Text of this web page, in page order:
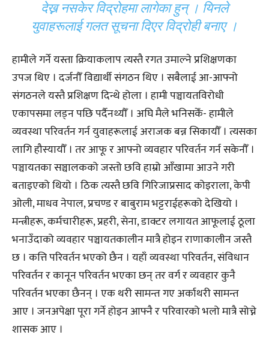
देख्न नसकेर विद्रोहमा लागेका हुन् । यिनले
युवाहरूलाई गलत सूचना दिएर विद्रोही बनाए ।
हामीले गर्ने यस्ता क्रियाकलाप त्यस्तै रगत उमाल्ने प्रशिक्षणका
उपज थिए । दर्जनौँ विद्यार्थी संगठन थिए । सबैलाई आ-आफ्नो
संगठनले यस्तै प्रशिक्षण दिन्थे होला । हामी पञ्चायतविरोधी
एकापसमा लड्न पछि पर्दैनथ्यौँ । अघि मैले भनिसकेँ- हामीले
व्यवस्था परिवर्तन गर्न युवाहरूलाई अराजक बन्न सिकायौँ । त्यसका
लागि हौस्यायौँ । तर आफू र आफ्नो व्यवहार परिवर्तन गर्न सकेनौँ ।
पञ्चायतका सञ्चालकको जस्तो छवि हाम्रो आँखामा आउने गरी
बताइएको थियो । ठिक त्यस्तै छवि गिरिजाप्रसाद कोइराला, केपी
ओली, माधव नेपाल, प्रचण्ड र बाबुराम भट्टराईहरूको देखियो ।
मन्त्रीहरू, कर्मचारीहरू, प्रहरी, सेना, डाक्टर लगायत आफूलाई ठूला
भनाउँदाको व्यवहार पञ्चायतकालीन मात्रै होइन राणाकालीन जस्तै
छ । कत्ति परिवर्तन भएको छैन । यहाँ व्यवस्था परिवर्तन, संविधान
परिवर्तन र कानून परिवर्तन भएका छन् तर वर्ग र व्यवहार कुनै
परिवर्तन भएका छैनन् । एक थरी सामन्त गए अर्काथरी सामन्त
आए । जनअपेक्षा पूरा गर्ने होइन आफ्नै र परिवारको भलो मात्रै सोच्ने
शासक आए ।